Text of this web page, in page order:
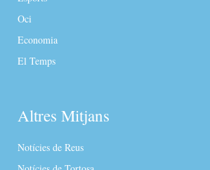
Oci
Economia
El Temps
Altres Mitjans
Notícies de Reus